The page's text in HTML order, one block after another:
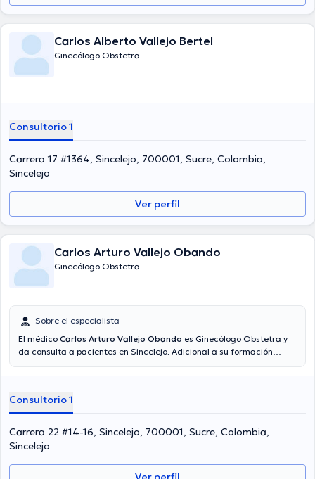
Carlos Alberto Vallejo Bertel
Ginecólogo Obstetra
Consultorio 1
Carrera 17 #1364, Sincelejo, 700001, Sucre, Colombia,
Sincelejo
Ver perfil
Carlos Arturo Vallejo Obando
Ginecólogo Obstetra
Sobre el especialista
El médico Carlos Arturo Vallejo Obando es Ginecólogo Obstetra y
da consulta a pacientes en Sincelejo. Adicional a su formación
especialidad. El médico cuenta con varios años de experiencia
desempeñado como miembro de diversas asociaciones médicas.
Carlos Arturo Vallejo Obando ha participado en innumerables
conferencias con la intención de lograr tener una formación
continua en su campo de especialización y ha publicado
importantes ediciones. Es importante resaltar que, el profesional de
la salud puede hablar en Español.
Consultorio 1
Carrera 22 #14-16, Sincelejo, 700001, Sucre, Colombia,
Sincelejo